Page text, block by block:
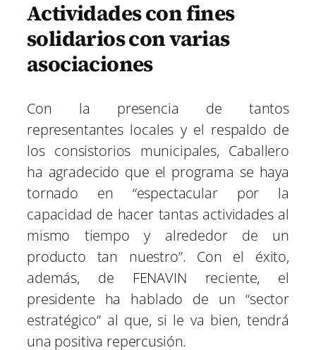
Actividades con fines
solidarios con varias
asociaciones
Con la presencia de tantos
representantes locales y el respaldo de
los consistorios municipales, Caballero
ha agradecido que el programa se haya
tornado en “espectacular por la
capacidad de hacer tantas actividades al
mismo tiempo y alrededor de un
producto tan nuestro”. Con el éxito,
además, de FENAVIN reciente, el
presidente ha hablado de un “sector
estratégico” al que, si le va bien, tendrá
una positiva repercusión.